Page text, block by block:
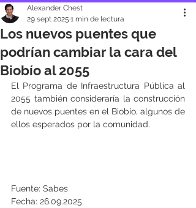
Los nuevos puentes que
podrían cambiar la cara del
Biobío al 2055
Alexander Chest
29 sept 2025 1 min de lectura
El Programa de Infraestructura Pública al
2055 también consideraría la construcción
de nuevos puentes en el Biobío, algunos de
ellos esperados por la comunidad.
Fuente: Sabes
Fecha: 26.09.2025